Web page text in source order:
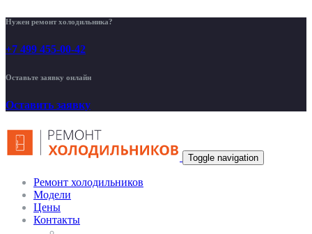
Нужен ремонт холодильника?
+7 499 455-00-42
Оставьте заявку онлайн
Оставить заявку
Toggle navigation
Ремонт холодильников
Модели
Цены
Контакты